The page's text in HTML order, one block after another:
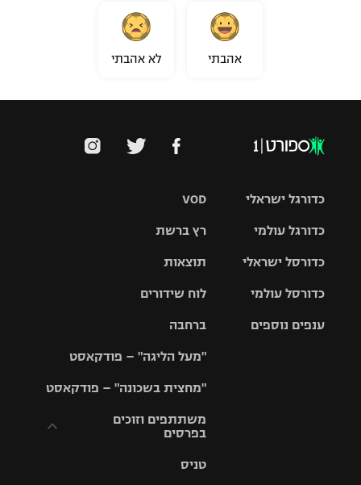
אהבתי לא אהבתי
VOD
רץ ברשת
תוצאות
לוח שידורים
ברחבה
"מעל הליגה" – פודקאסט
"מחצית בשכונה" – פודקאסט
משתתפים וזוכים
בפרסים
טניס
כדורגל ישראלי
גביע הטוטו
כדורגל עולמי
האלופות
ליגה
כדורסל ישראלי
סל
כדורסל עולמי
ענפים נוספים